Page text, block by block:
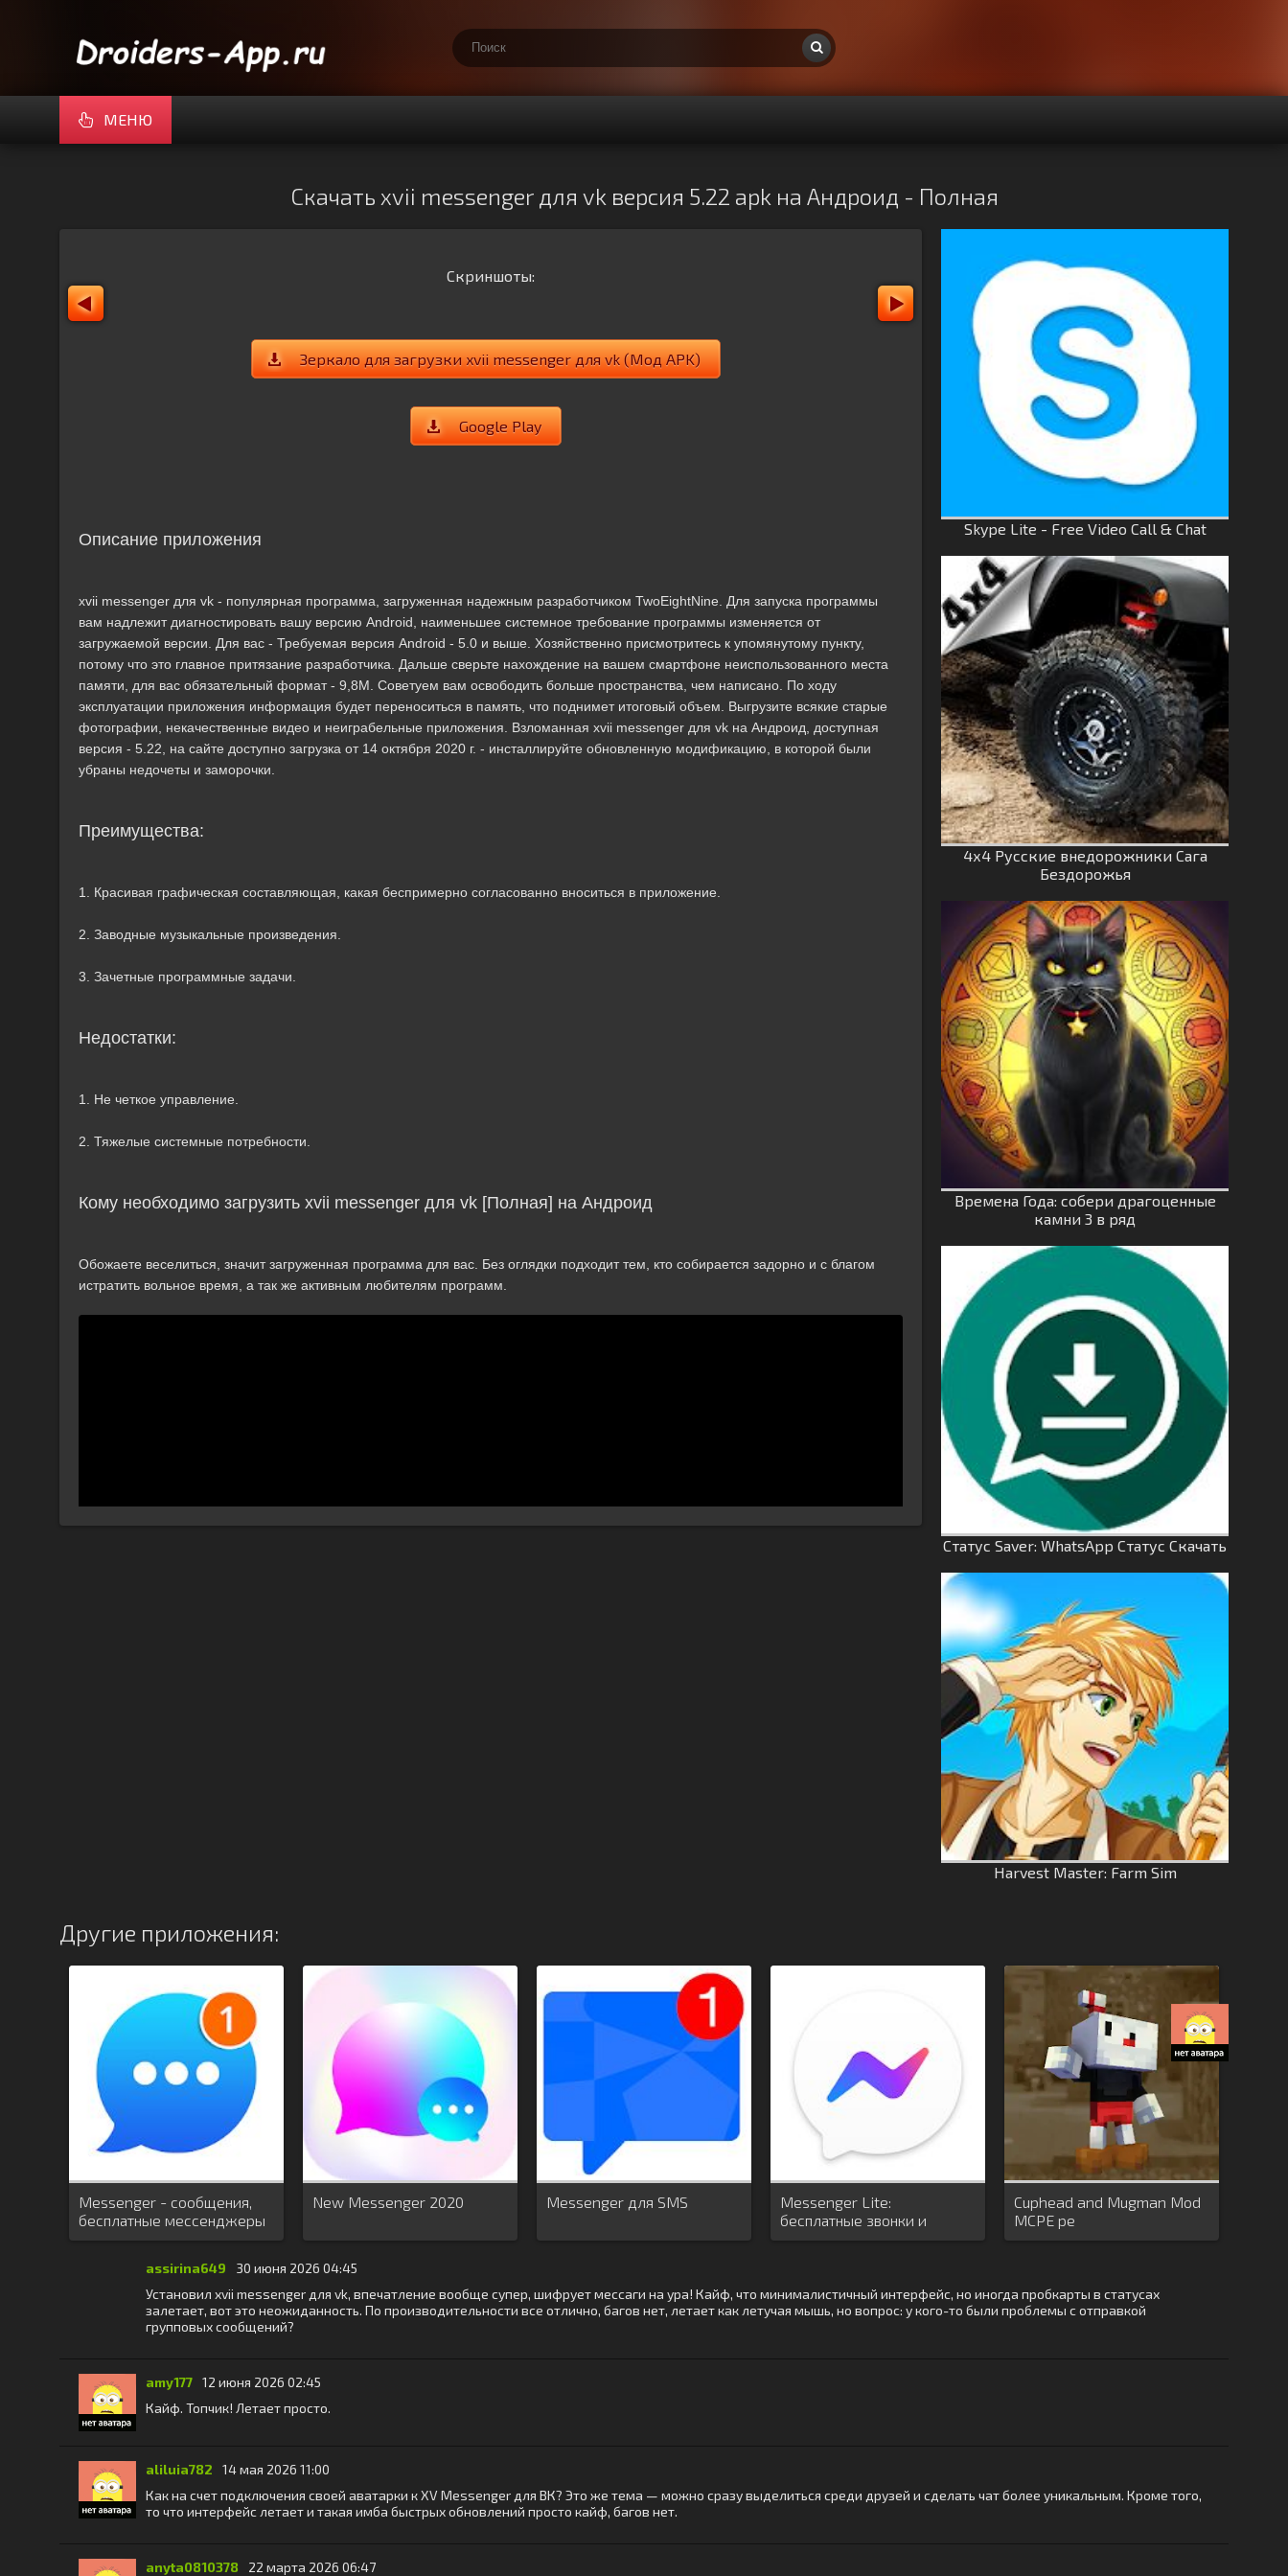
МЕНЮ
Скачать xvii messenger для vk версия 5.22 apk на Андроид - Полная
Скриншоты:
Зеркало для загрузки xvii messenger для vk (Мод APK)
Google Play
Описание приложения
xvii messenger для vk - популярная программа, загруженная надежным разработчиком TwoEightNine. Для запуска программы
вам надлежит диагностировать вашу версию Android, наименьшее системное требование программы изменяется от
загружаемой версии. Для вас - Требуемая версия Android - 5.0 и выше. Хозяйственно присмотритесь к упомянутому пункту,
потому что это главное притязание разработчика. Дальше сверьте нахождение на вашем смартфоне неиспользованного места
памяти, для вас обязательный формат - 9,8M. Советуем вам освободить больше пространства, чем написано. По ходу
эксплуатации приложения информация будет переноситься в память, что поднимет итоговый объем. Выгрузите всякие старые
фотографии, некачественные видео и неиграбельные приложения. Взломанная xvii messenger для vk на Андроид, доступная
версия - 5.22, на сайте доступно загрузка от 14 октября 2020 г. - инсталлируйте обновленную модификацию, в которой были
убраны недочеты и заморочки.
Преимущества:
1. Красивая графическая составляющая, какая беспримерно согласованно вноситься в приложение.
2. Заводные музыкальные произведения.
3. Зачетные программные задачи.
Недостатки:
1. Не четкое управление.
2. Тяжелые системные потребности.
Кому необходимо загрузить xvii messenger для vk [Полная] на Андроид
Обожаете веселиться, значит загруженная программа для вас. Без оглядки подходит тем, кто собирается задорно и с благом
истратить вольное время, а так же активным любителям программ.
Skype Lite - Free Video Call & Chat
4х4 Русские внедорожники Сага
Бездорожья
Времена Года: собери драгоценные
камни 3 в ряд
Статус Saver: WhatsApp Статус Скачать
Harvest Master: Farm Sim
Другие приложения:
Messenger - сообщения,
бесплатные мессенджеры
SMS
New Messenger 2020 Messenger для SMS
Messenger Lite:
бесплатные звонки и
сообщения
Cuphead and Mugman Mod
MCPE pe
assirina649
30 июня 2026 04:45
Установил xvii messenger для vk, впечатление вообще супер, шифрует мессаги на ура! Кайф, что минималистичный интерфейс, но иногда пробкарты в статусах
залетает, вот это неожиданность. По производительности все отлично, багов нет, летает как летучая мышь, но вопрос: у кого-то были проблемы с отправкой
групповых сообщений?
amy177 12 июня 2026 02:45
Кайф. Топчик! Летает просто.
aliluia782
14 мая 2026 11:00
Как на счет подключения своей аватарки к XV Messenger для ВК? Это же тема — можно сразу выделиться среди друзей и сделать чат более уникальным. Кроме того,
то что интерфейс летает и такая имба быстрых обновлений просто кайф, багов нет.
anyta0810378 22 марта 2026 06:47